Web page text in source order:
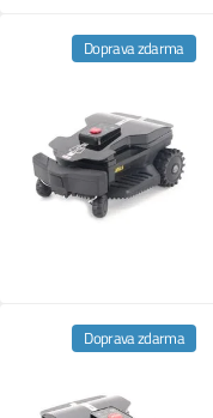
Doprava zdarma
Doprava zdarma